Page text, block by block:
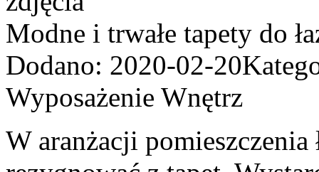
Modne i trwałe tapety do
Dodano: 2020-02-20
Wyposażenie Wnętrz
W aranżacji pomieszczenia